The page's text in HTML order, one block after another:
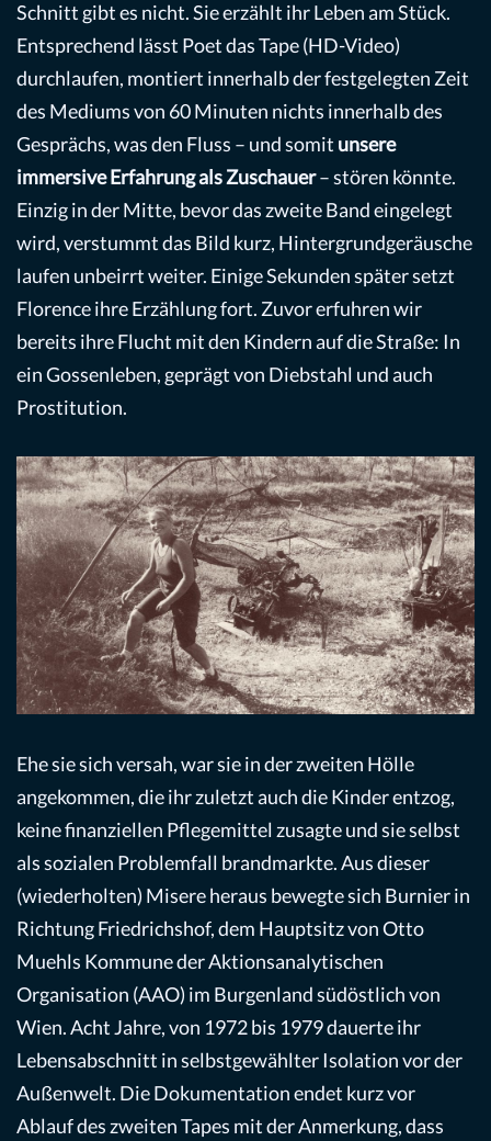
Schnitt gibt es nicht. Sie erzählt ihr Leben am Stück.
Entsprechend lässt Poet das Tape (HD-Video)
durchlaufen, montiert innerhalb der festgelegten Zeit
des Mediums von 60 Minuten nichts innerhalb des
Gesprächs, was den Fluss – und somit unsere
immersive Erfahrung als Zuschauer– stören könnte.
Einzig in der Mitte, bevor das zweite Band eingelegt
wird, verstummt das Bild kurz, Hintergrundgeräusche
laufen unbeirrt weiter. Einige Sekunden später setzt
Florence ihre Erzählung fort. Zuvor erfuhren wir
bereits ihre Flucht mit den Kindern auf die Straße: In
ein Gossenleben, geprägt von Diebstahl und auch
Prostitution.
Ehe sie sich versah, war sie in der zweiten Hölle
angekommen, die ihr zuletzt auch die Kinder entzog,
keine finanziellen Pflegemittel zusagte und sie selbst
als sozialen Problemfall brandmarkte. Aus dieser
(wiederholten) Misere heraus bewegte sich Burnier in
Richtung Friedrichshof, dem Hauptsitz von Otto
Muehls Kommune der Aktionsanalytischen
Organisation (AAO) im Burgenland südöstlich von
Wien. Acht Jahre, von 1972 bis 1979 dauerte ihr
Lebensabschnitt in selbstgewählter Isolation vor der
Außenwelt. Die Dokumentation endet kurz vor
Ablauf des zweiten Tapes mit der Anmerkung, dass